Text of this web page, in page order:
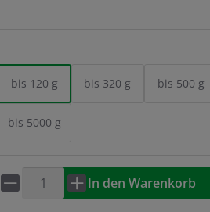
bis 120 g bis 320 g bis 500 g
bis 5000 g
Artikel Anzahl: Geben
In den Warenkorb